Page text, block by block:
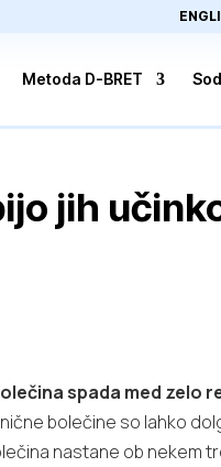
Metoda D-BRET
jih
spada med zelo
bolečine so lahko
nastane ob nekem